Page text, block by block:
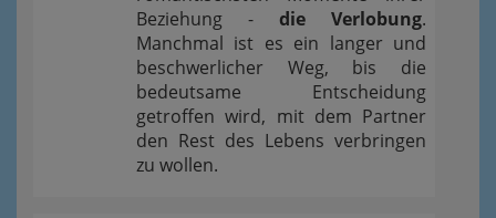
Beziehung - die Verlobung.
Manchmal ist es ein langer und
beschwerlicher Weg, bis die
bedeutsame Entscheidung
getroffen wird, mit dem Partner
den Rest des Lebens verbringen
zu wollen.